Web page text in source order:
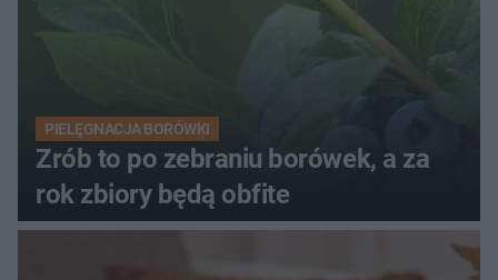
PIELĘGNACJA BORÓWKI
Zrób to po zebraniu borówek, a za
rok zbiory będą obfite